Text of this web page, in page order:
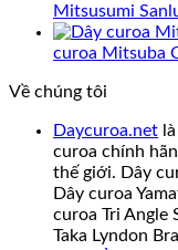
Mitsusumi
curoa Mitsuba
Về chúng tôi
Daycuroa.net
curoa chính
thế giới. Dây
Dây curoa
curoa Tri Angle
Taka Lyndon